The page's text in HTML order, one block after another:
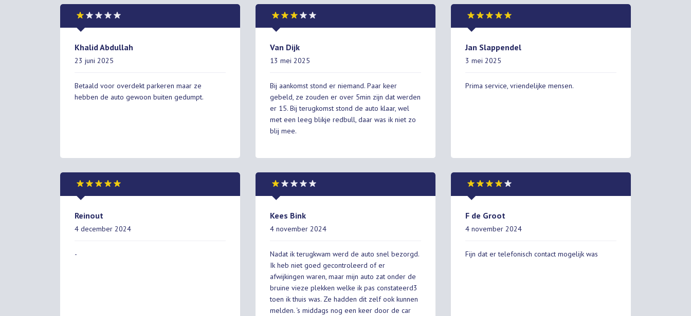
Khalid Abdullah
23 juni 2025
Betaald voor overdekt parkeren maar ze
hebben de auto gewoon buiten gedumpt.
Van Dijk
13 mei 2025
Bij aankomst stond er niemand. Paar keer
gebeld, ze zouden er over 5min zijn dat werden
er 15. Bij terugkomst stond de auto klaar, wel
met een leeg blikje redbull, daar was ik niet zo
blij mee.
Jan Slappendel
3 mei 2025
Prima service, vriendelijke mensen.
Reinout
4 december 2024
-
Kees Bink
4 november 2024
Nadat ik terugkwam werd de auto snel bezorgd.
Ik heb niet goed gecontroleerd of er
afwijkingen waren, maar mijn auto zat onder de
bruine vieze plekken welke ik pas constateerd3
toen ik thuis was. Ze hadden dit zelf ook kunnen
melden. ‘s middags nog een keer door de car
F de Groot
4 november 2024
Fijn dat er telefonisch contact mogelijk was